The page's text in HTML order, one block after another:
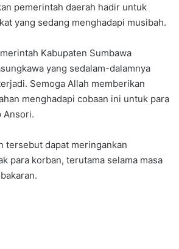
pemerintah daerah hadir untuk
yang sedang menghadapi musibah.
Kabupaten Sumbawa
yang sedalam-dalamnya
Semoga Allah memberikan
menghadapi cobaan ini untuk para
Ansori.
tersebut dapat meringankan
para korban, terutama selama masa